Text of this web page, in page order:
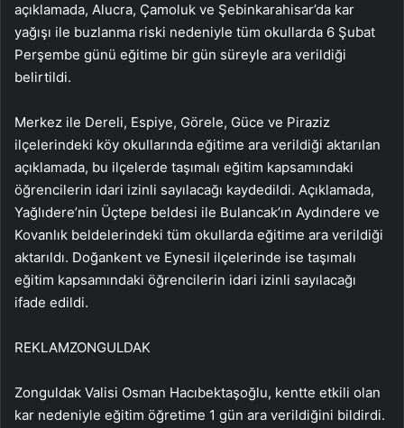
açıklamada, Alucra, Çamoluk ve Şebinkarahisar’da kar
yağışı ile buzlanma riski nedeniyle tüm okullarda 6 Şubat
Perşembe günü eğitime bir gün süreyle ara verildiği
belirtildi.
Merkez ile Dereli, Espiye, Görele, Güce ve Piraziz
ilçelerindeki köy okullarında eğitime ara verildiği aktarılan
açıklamada, bu ilçelerde taşımalı eğitim kapsamındaki
öğrencilerin idari izinli sayılacağı kaydedildi. Açıklamada,
Yağlıdere’nin Üçtepe beldesi ile Bulancak’ın Aydındere ve
Kovanlık beldelerindeki tüm okullarda eğitime ara verildiği
aktarıldı. Doğankent ve Eynesil ilçelerinde ise taşımalı
eğitim kapsamındaki öğrencilerin idari izinli sayılacağı
ifade edildi.
REKLAMZONGULDAK
Zonguldak Valisi Osman Hacıbektaşoğlu, kentte etkili olan
kar nedeniyle eğitim öğretime 1 gün ara verildiğini bildirdi.